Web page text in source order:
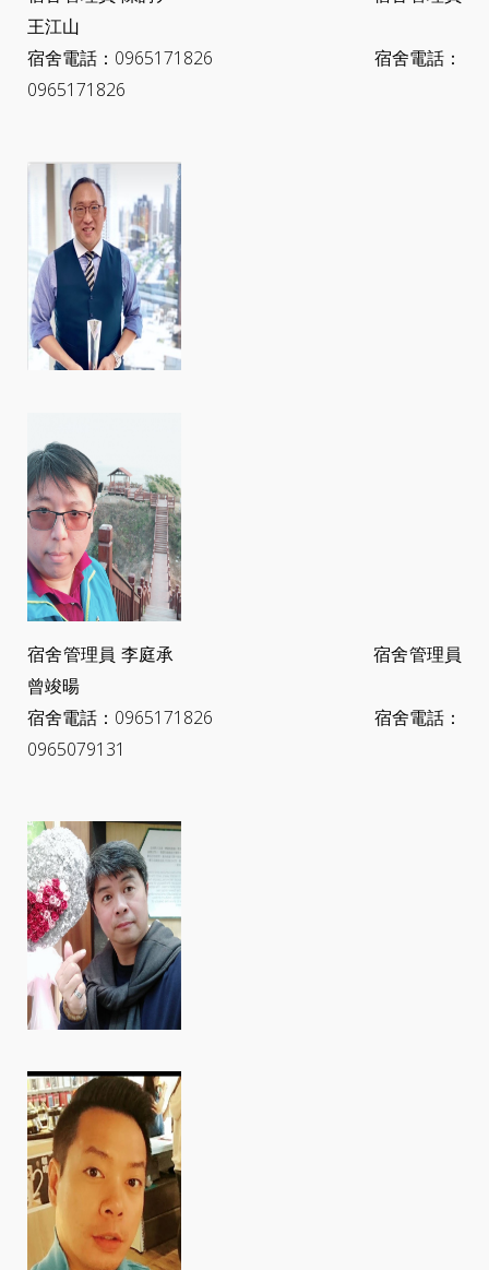
王江山
宿舍電話：0965171826 宿舍電話：
0965171826
宿舍管理員 李庭承 宿舍管理員
曾竣暘
宿舍電話：0965171826 宿舍電話：
0965079131